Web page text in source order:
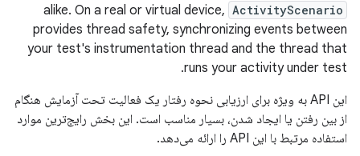
alike. On a real or virtual device, ActivityScenario
provides thread safety, synchronizing events between
your test's instrumentation thread and the thread that
runs your activity under test.
این API به ویژه برای ارزیابی نحوه رفتار یک فعالیت تحت آزمایش هنگام
از بین رفتن یا ایجاد شدن، بسیار مناسب است. این بخش رایج‌ترین موارد
استفاده مرتبط با این API را ارائه می‌دهد.